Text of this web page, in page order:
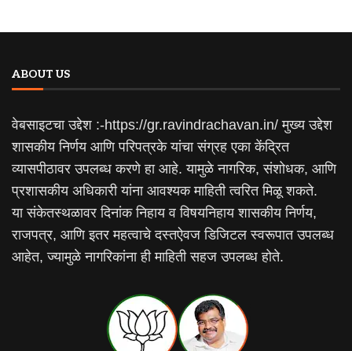
ABOUT US
वेबसाइटचा उद्देश :-https://gr.ravindrachavan.in/ मुख्य उद्देश
शासकीय निर्णय आणि परिपत्रके यांचा संग्रह एका केंद्रित
व्यासपीठावर उपलब्ध करणे हा आहे. यामुळे नागरिक, संशोधक, आणि
प्रशासकीय अधिकारी यांना आवश्यक माहिती त्वरित मिळू शकते.
या संकेतस्थळावर दिनांक निहाय व विषयनिहाय शासकीय निर्णय,
राजपत्र, आणि इतर महत्वाचे दस्तऐवज डिजिटल स्वरूपात उपलब्ध
आहेत, ज्यामुळे नागरिकांना ही माहिती सहज उपलब्ध होते.